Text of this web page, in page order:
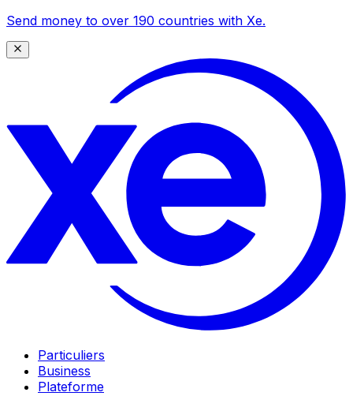
Send money to over 190 countries with Xe.
Particuliers
Business
Plateforme